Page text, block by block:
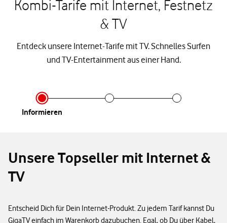
Kombi-Tarife mit Internet, Festnetz
& TV
Entdeck unsere Internet-Tarife mit TV. Schnelles Surfen
und TV-Entertainment aus einer Hand.
Infor­mieren
Unsere Topseller mit Internet &
TV
Entscheid Dich für Dein Internet-Produkt. Zu jedem Tarif kannst Du
GigaTV einfach im Warenkorb dazubuchen. Egal, ob Du über Kabel,